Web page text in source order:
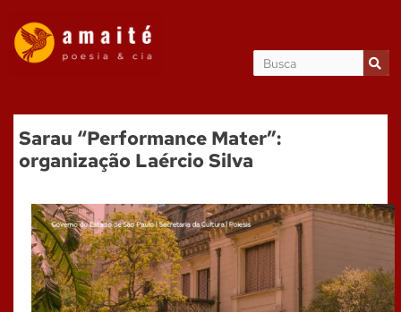
Sarau “Performance Mater”:
organização Laércio Silva